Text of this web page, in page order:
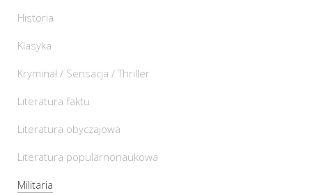
Historia
Klasyka
Kryminał / Sensacja / Thriller
Literatura faktu
Literatura obyczajowa
Literatura popularnonaukowa
Militaria